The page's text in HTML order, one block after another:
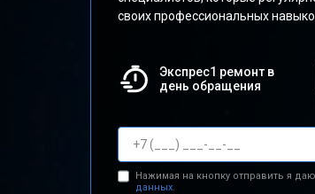
своих профессиональных
Экспрес1 ремонт в
день обращения
Нажимая на кнопку отправить я
данных.